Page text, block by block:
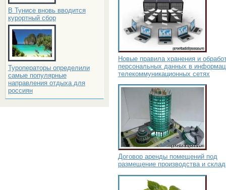
В Тунисе вновь вводится
курортный сбор
Туроператоры определили
самые популярные
направления отдыха для
россиян
Новые правила хранения и
персональных данных в
телекоммуникационных сетях
Договор аренды помещений под
размещение производства и